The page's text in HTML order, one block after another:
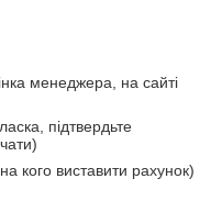
менеджера, на сайті
підтвердьте
кого виставити рахунок)